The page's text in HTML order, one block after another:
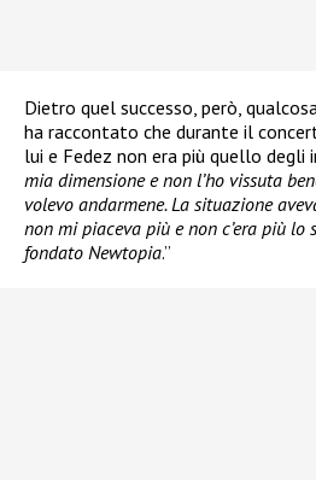
Dietro quel successo, però,
ha raccontato che durante il
lui e Fedez non era più quello degli
mia dimensione e non l’ho vissuta
volevo andarmene. La situazione
non mi piaceva più e non c’era più
fondato Newtopia.”